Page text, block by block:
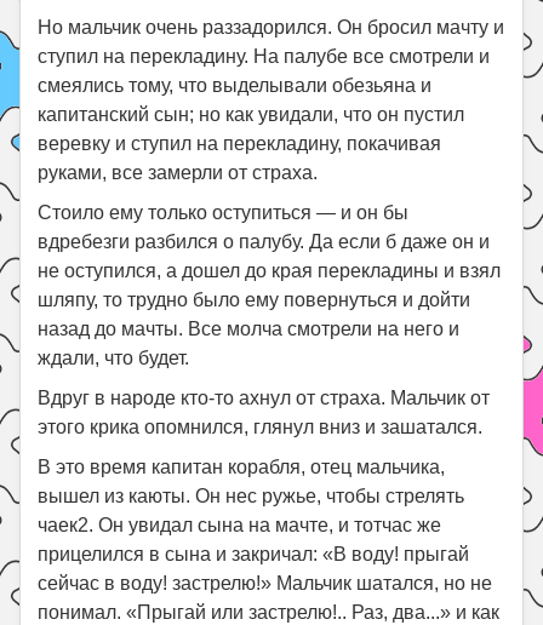
Но мальчик очень раззадорился. Он бросил мачту и
ступил на перекладину. На палубе все смотрели и
смеялись тому, что выделывали обезьяна и
капитанский сын; но как увидали, что он пустил
веревку и ступил на перекладину, покачивая
руками, все замерли от страха.
Стоило ему только оступиться — и он бы
вдребезги разбился о палубу. Да если б даже он и
не оступился, а дошел до края перекладины и взял
шляпу, то трудно было ему повернуться и дойти
назад до мачты. Все молча смотрели на него и
ждали, что будет.
Вдруг в народе кто-то ахнул от страха. Мальчик от
этого крика опомнился, глянул вниз и зашатался.
В это время капитан корабля, отец мальчика,
вышел из каюты. Он нес ружье, чтобы стрелять
чаек2. Он увидал сына на мачте, и тотчас же
прицелился в сына и закричал: «В воду! прыгай
сейчас в воду! застрелю!» Мальчик шатался, но не
понимал. «Прыгай или застрелю!.. Раз, два...» и как